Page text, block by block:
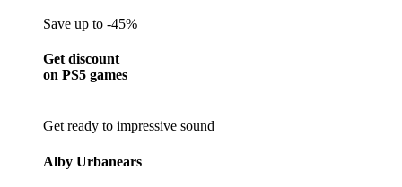
Save up to -45%
Get discount
on PS5 games
Get ready to impressive sound
Alby Urbanears